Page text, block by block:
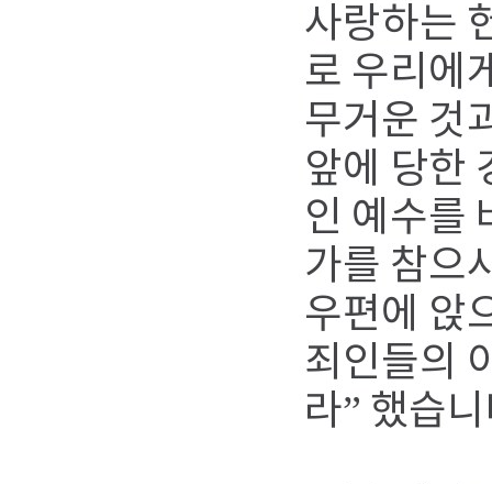
사랑하는
로 우리에
무거운 것
앞에 당한
인 예수를
가를 참으
우편에 앉
죄인들의
라” 했습